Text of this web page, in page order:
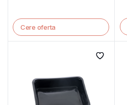
Cere oferta